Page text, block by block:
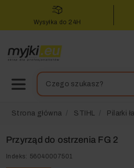
Wysyłka do 24H
Strona główna STIHL Pilarki
Przyrząd do ostrzenia FG 2
Indeks: 56040007501